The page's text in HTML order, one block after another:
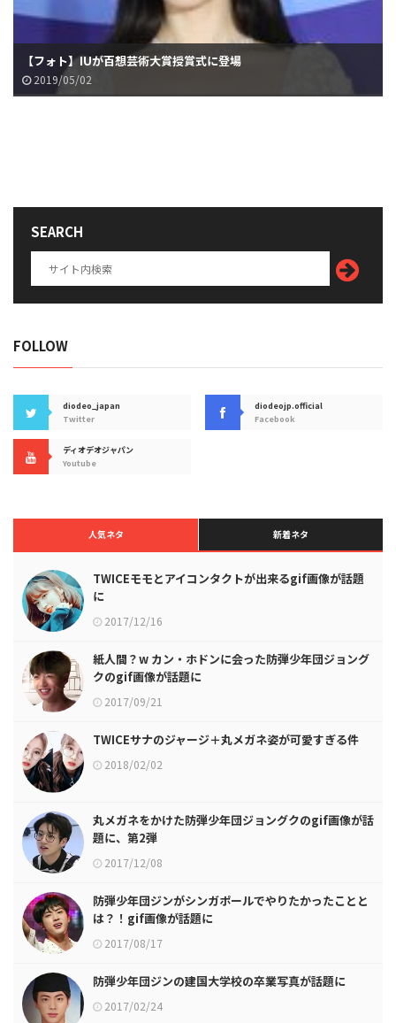
【フォト】IUが百想芸術大賞授賞式に登場
2019/05/02
SEARCH
FOLLOW
diodeo_japan
Twitter
diodeojp.official
Facebook
ディオデオジャパン
Youtube
人気ネタ 新着ネタ
TWICEモモとアイコンタクトが出来るgif画像が話題
に
2017/12/16
紙人間？w カン・ホドンに会った防弾少年団ジョング
クのgif画像が話題に
2017/09/21
TWICEサナのジャージ＋丸メガネ姿が可愛すぎる件
2018/02/02
丸メガネをかけた防弾少年団ジョングクのgif画像が話
題に、第2弾
2017/12/08
防弾少年団ジンがシンガポールでやりたかったことと
は？！gif画像が話題に
2017/08/17
防弾少年団ジンの建国大学校の卒業写真が話題に
2017/02/24